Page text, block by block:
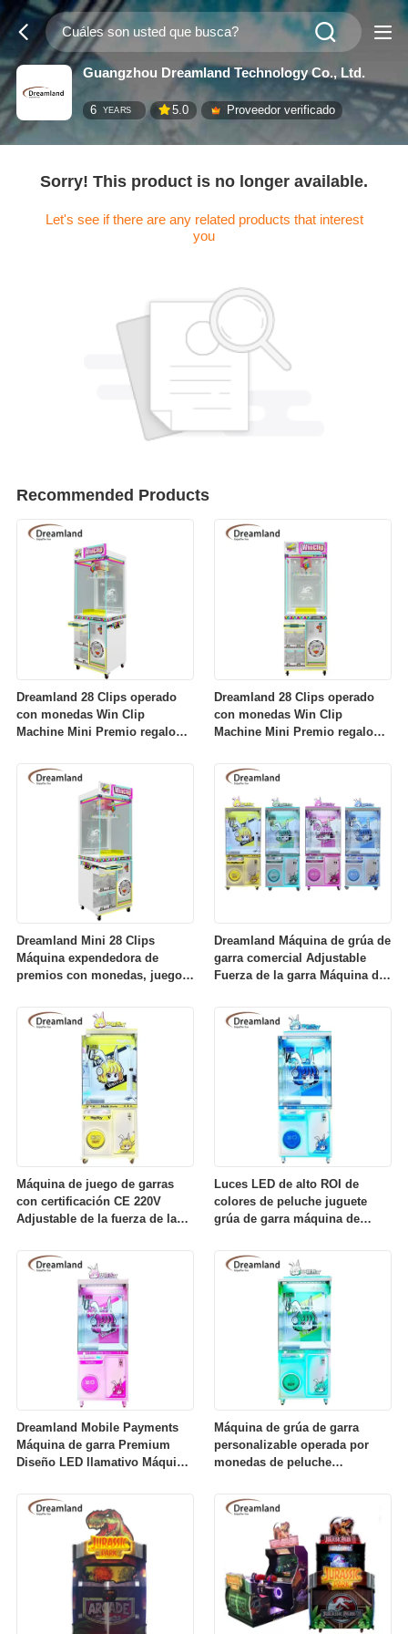
Guangzhou Dreamland Technology Co., Ltd.
6 YEARS 5.0 Proveedor verificado
Sorry! This product is no longer available.
Let's see if there are any related products that interest
you
Recommended Products
Dreamland 28 Clips operado
con monedas Win Clip
Machine Mini Premio regalo
automática para arcade tienda
minorista
Dreamland 28 Clips operado
con monedas Win Clip
Machine Mini Premio regalo
automática para arcade tienda
minorista
Dreamland Mini 28 Clips
Máquina expendedora de
premios con monedas, juego
directa
Dreamland Máquina de grúa de
garra comercial Adjustable
Fuerza de la garra Máquina de
comerciales de alto ROI y FEC
Máquina de juego de garras
con certificación CE 220V
Adjustable de la fuerza de las
premios con iluminación LED
Luces LED de alto ROI de
colores de peluche juguete
grúa de garra máquina de
opciones de pago de QR
máquina expendedora para
parques de diversiones
Dreamland Mobile Payments
Máquina de garra Premium
Diseño LED llamativo Máquina
juguete para tiendas
minoristas y zonas de juegos
Máquina de grúa de garra
personalizable operada por
monedas de peluche
Impresión de logotipo de
marca disponible premio
Máquina de garra para lugares
comerciales